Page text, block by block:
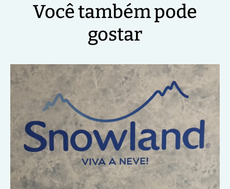
Você também pode
gostar